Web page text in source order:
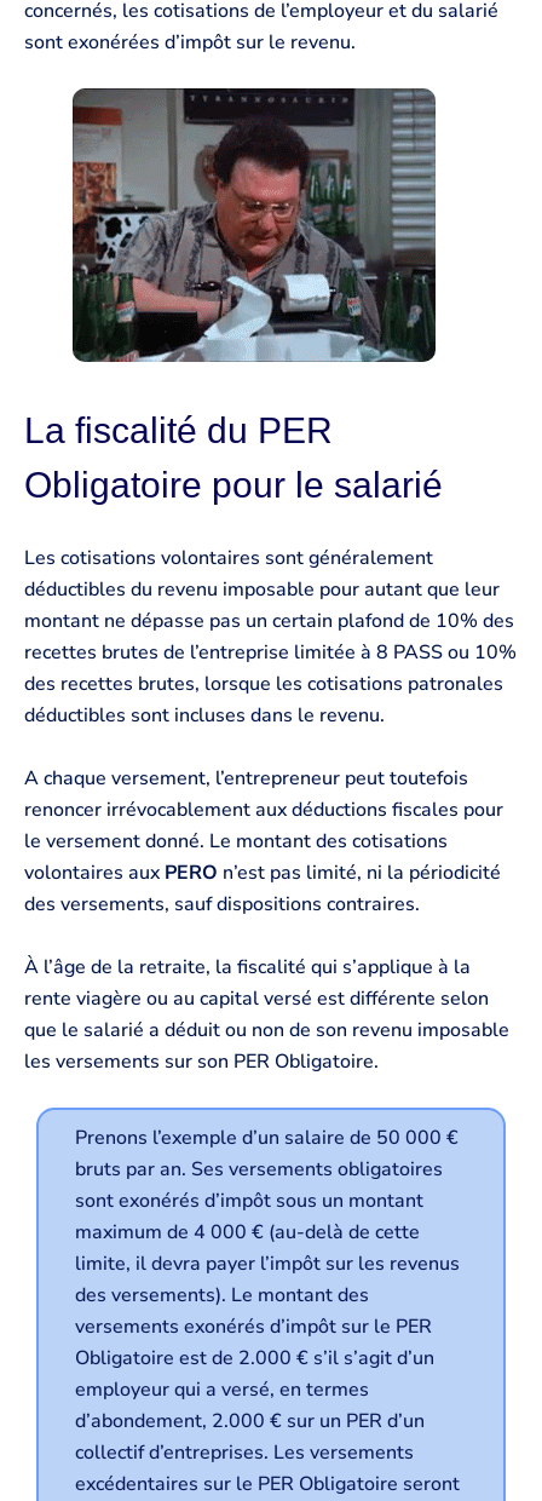
concernés, les cotisations de l’employeur et du salarié
sont exonérées d’impôt sur le revenu.
La fiscalité du PER
Obligatoire pour le salarié
Les cotisations volontaires sont généralement
déductibles du revenu imposable pour autant que leur
montant ne dépasse pas un certain plafond de 10% des
recettes brutes de l’entreprise limitée à 8 PASS ou 10%
des recettes brutes, lorsque les cotisations patronales
déductibles sont incluses dans le revenu.
A chaque versement, l’entrepreneur peut toutefois
renoncer irrévocablement aux déductions fiscales pour
le versement donné. Le montant des cotisations
volontaires aux PERO n’est pas limité, ni la périodicité
des versements, sauf dispositions contraires.
À l’âge de la retraite, la fiscalité qui s’applique à la
rente viagère ou au capital versé est différente selon
que le salarié a déduit ou non de son revenu imposable
les versements sur son PER Obligatoire.
Prenons l’exemple d’un salaire de 50 000 €
bruts par an. Ses versements obligatoires
sont exonérés d’impôt sous un montant
maximum de 4 000 € (au-delà de cette
limite, il devra payer l’impôt sur les revenus
des versements). Le montant des
versements exonérés d’impôt sur le PER
Obligatoire est de 2.000 € s’il s’agit d’un
employeur qui a versé, en termes
d’abondement, 2.000 € sur un PER d’un
collectif d’entreprises. Les versements
excédentaires sur le PER Obligatoire seront